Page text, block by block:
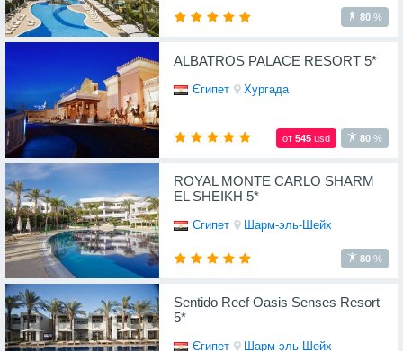
80%
ALBATROS PALACE RESORT 5*
Єгипет Хургада
80%
от 545usd
ROYAL MONTE CARLO SHARM
EL SHEIKH 5*
Єгипет Шарм-эль-Шейх
80%
Sentido Reef Oasis Senses Resort
5*
Єгипет Шарм-эль-Шейх